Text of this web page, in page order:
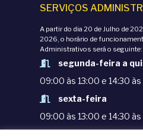
SERVIÇOS
A partir do dia 20 de Julho de
2026, o horário de
Administrativos será o seguinte:
segunda-feira a
09:00 às 13:00 e 14:30 às
sexta-feira
09:00 às 13:00 e 14:30 às